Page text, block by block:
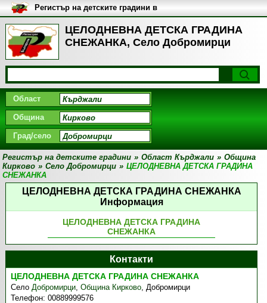
ЦЕЛОДНЕВНА ДЕТСКА ГРАДИНА
СНЕЖАНКА, Село Добромирци
Регистър на детските градини в
България
Област
Община
Град/село
Регистър на детските градини » Област Кърджали » Община
Кирково » Село Добромирци » ЦЕЛОДНЕВНА ДЕТСКА ГРАДИНА
СНЕЖАНКА
ЦЕЛОДНЕВНА ДЕТСКА ГРАДИНА СНЕЖАНКА
Информация
ЦЕЛОДНЕВНА ДЕТСКА ГРАДИНА
СНЕЖАНКА
Контакти
ЦЕЛОДНЕВНА ДЕТСКА ГРАДИНА СНЕЖАНКА
СелоДобромирци,Община Кирково,Добромирци
Телефон:00889999576